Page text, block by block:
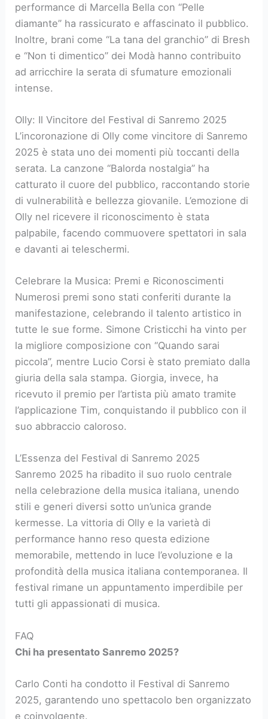
performance di Marcella Bella con “Pelle
diamante” ha rassicurato e affascinato il pubblico.
Inoltre, brani come “La tana del granchio” di Bresh
e “Non ti dimentico” dei Modà hanno contribuito
ad arricchire la serata di sfumature emozionali
intense.
Olly: Il Vincitore del Festival di Sanremo 2025
L’incoronazione di Olly come vincitore di Sanremo
2025 è stata uno dei momenti più toccanti della
serata. La canzone “Balorda nostalgia” ha
catturato il cuore del pubblico, raccontando storie
di vulnerabilità e bellezza giovanile. L’emozione di
Olly nel ricevere il riconoscimento è stata
palpabile, facendo commuovere spettatori in sala
e davanti ai teleschermi.
Celebrare la Musica: Premi e Riconoscimenti
Numerosi premi sono stati conferiti durante la
manifestazione, celebrando il talento artistico in
tutte le sue forme. Simone Cristicchi ha vinto per
la migliore composizione con “Quando sarai
piccola”, mentre Lucio Corsi è stato premiato dalla
giuria della sala stampa. Giorgia, invece, ha
ricevuto il premio per l’artista più amato tramite
l’applicazione Tim, conquistando il pubblico con il
suo abbraccio caloroso.
L’Essenza del Festival di Sanremo 2025
Sanremo 2025 ha ribadito il suo ruolo centrale
nella celebrazione della musica italiana, unendo
stili e generi diversi sotto un’unica grande
kermesse. La vittoria di Olly e la varietà di
performance hanno reso questa edizione
memorabile, mettendo in luce l’evoluzione e la
profondità della musica italiana contemporanea. Il
festival rimane un appuntamento imperdibile per
tutti gli appassionati di musica.
FAQ
Chi ha presentato Sanremo 2025?
Carlo Conti ha condotto il Festival di Sanremo
2025, garantendo uno spettacolo ben organizzato
e coinvolgente.